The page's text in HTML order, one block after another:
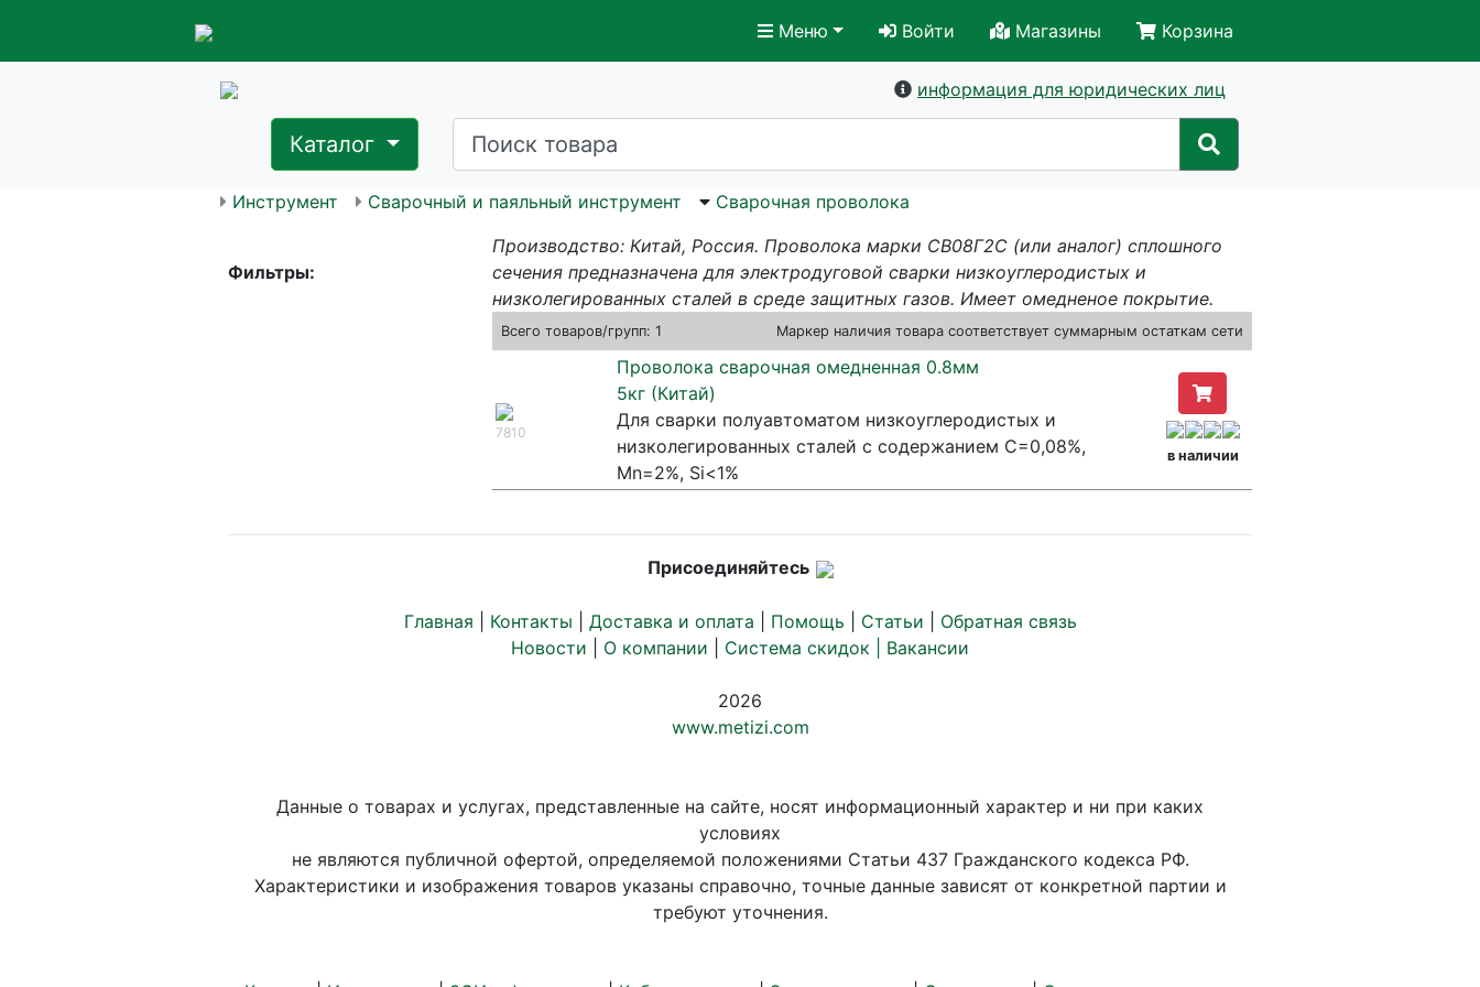
Меню Войти Магазины Корзина
информация для юридических лиц
Каталог
Инструмент Сварочный и паяльный инструмент Сварочная проволока
Фильтры:
Производство: Китай, Россия. Проволока марки СВ08Г2С (или аналог) сплошного
сечения предназначена для электродуговой сварки низкоуглеродистых и
низколегированных сталей в среде защитных газов. Имеет омедненое покрытие.
Всего товаров/групп: 1 Маркер наличия товара соответствует суммарным остаткам сети
7810
Проволока сварочная омедненная 0.8мм
5кг (Китай)
Для сварки полуавтоматом низкоуглеродистых и
низколегированных сталей с содержанием C=0,08%,
Mn=2%, Si<1%
в наличии
Присоединяйтесь
Главная Контакты Доставка и оплата Помощь Статьи
Обратная связь
Новости
О компании Система скидок | Вакансии
2026
www.metizi.com
Данные о товарах и услугах, представленные на сайте, носят информационный характер и ни при каких
условиях
не являются публичной офертой, определяемой положениями Статьи 437 Гражданского кодекса РФ.
Характеристики и изображения товаров указаны справочно, точные данные зависят от конкретной партии и
требуют уточнения.